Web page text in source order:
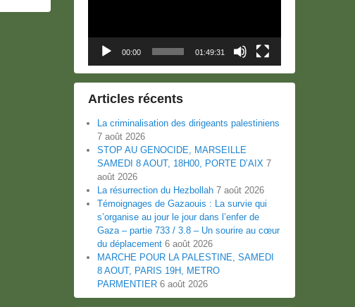
00:00 01:49:31
Articles récents
La criminalisation des dirigeants palestiniens
7 août 2026
STOP AU GENOCIDE, MARSEILLE
SAMEDI 8 AOUT, 18H00, PORTE D’AIX 7
août 2026
La résurrection du Hezbollah 7 août 2026
Témoignages de Gazaouis : La survie qui
s’organise au jour le jour dans l’enfer de
Gaza – partie 733 / 3.8 – Un sourire au cœur
du déplacement 6 août 2026
MARCHE POUR LA PALESTINE, SAMEDI
8 AOUT, PARIS 19H, METRO
PARMENTIER 6 août 2026